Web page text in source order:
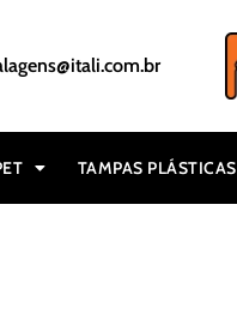
TAMPAS PLÁSTICAS